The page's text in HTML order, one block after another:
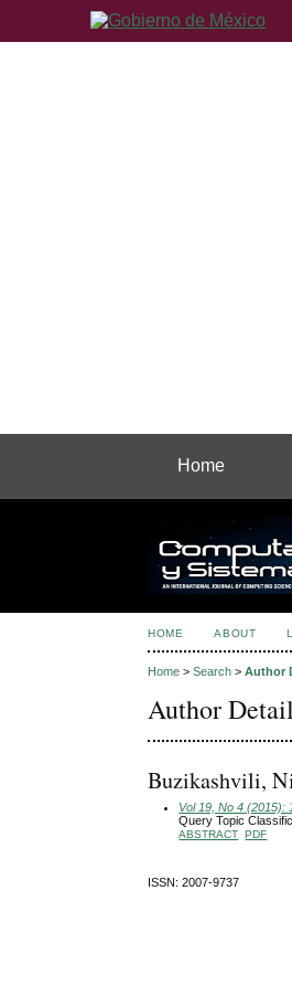
Home
HOME ABOUT
Home >Search >Author
Author
Buzikashvili,
Vol 19, No 4 (2015):
Query Topic
ABSTRACT PDF
ISSN: 2007-9737